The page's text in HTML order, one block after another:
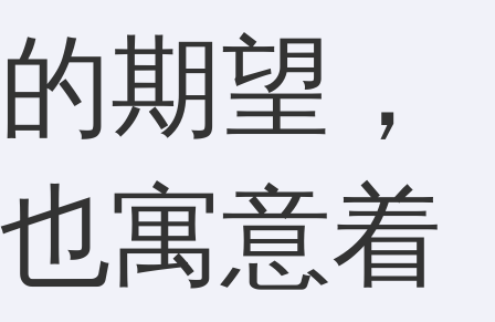
的期望，
也寓意着